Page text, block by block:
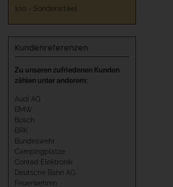
100 - Sonderartikel
Kundenreferenzen
Zu unseren zufriedenen Kunden
zählen unter anderem:
Audi AG
BMW
Bosch
BRK
Bundeswehr
Campingplätze
Conrad Elektronik
Deutsche Bahn AG
Feuerwehren